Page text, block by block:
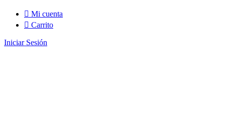
Mi cuenta
Carrito
Iniciar Sesión